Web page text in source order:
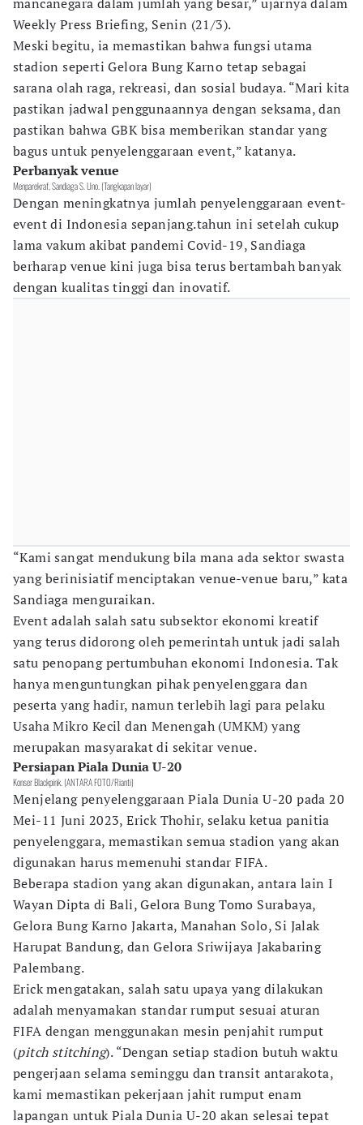
Weekly Press Briefing, Senin (21/3).
Meski begitu, ia memastikan bahwa fungsi utama
stadion seperti Gelora Bung Karno tetap sebagai
sarana olah raga, rekreasi, dan sosial budaya. “Mari kita
pastikan jadwal penggunaannya dengan seksama, dan
pastikan bahwa GBK bisa memberikan standar yang
bagus untuk penyelenggaraan event,” katanya.
Perbanyak venue
Menparekraf, Sandiaga S. Uno. (Tangkapan layar)
Dengan meningkatnya jumlah penyelenggaraan event-
event di Indonesia sepanjang.tahun ini setelah cukup
lama vakum akibat pandemi Covid-19, Sandiaga
berharap venue kini juga bisa terus bertambah banyak
dengan kualitas tinggi dan inovatif.
“Kami sangat mendukung bila mana ada sektor swasta
yang berinisiatif menciptakan venue-venue baru,” kata
Sandiaga menguraikan.
Event adalah salah satu subsektor ekonomi kreatif
yang terus didorong oleh pemerintah untuk jadi salah
satu penopang pertumbuhan ekonomi Indonesia. Tak
hanya menguntungkan pihak penyelenggara dan
peserta yang hadir, namun terlebih lagi para pelaku
Usaha Mikro Kecil dan Menengah (UMKM) yang
merupakan masyarakat di sekitar venue.
Persiapan Piala Dunia U-20
Konser Blackpink. (ANTARA FOTO/Rianti)
Menjelang penyelenggaraan Piala Dunia U-20 pada 20
Mei-11 Juni 2023, Erick Thohir, selaku ketua panitia
penyelenggara, memastikan semua stadion yang akan
digunakan harus memenuhi standar FIFA.
Beberapa stadion yang akan digunakan, antara lain I
Wayan Dipta di Bali, Gelora Bung Tomo Surabaya,
Gelora Bung Karno Jakarta, Manahan Solo, Si Jalak
Harupat Bandung, dan Gelora Sriwijaya Jakabaring
Palembang.
Erick mengatakan, salah satu upaya yang dilakukan
adalah menyamakan standar rumput sesuai aturan
FIFA dengan menggunakan mesin penjahit rumput
(pitch stitching). “Dengan setiap stadion butuh waktu
pengerjaan selama seminggu dan transit antarakota,
kami memastikan pekerjaan jahit rumput enam
lapangan untuk Piala Dunia U-20 akan selesai tepat